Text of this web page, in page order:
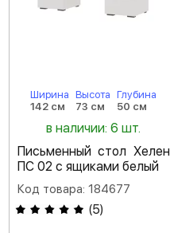
Ширина
142 см
Высота
73 см
Глубина
50 см
в наличии: 6 шт.
Письменный стол Хелен
ПС 02 с ящиками белый
Код товара: 184677
(5)